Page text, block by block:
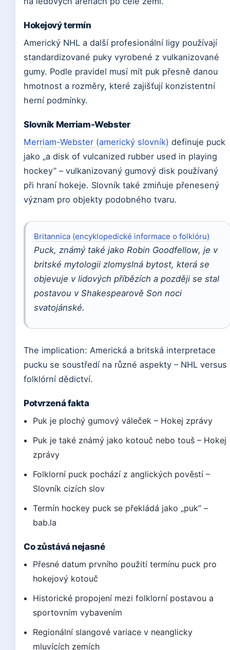
Hokejový termín
Americký NHL a další profesionální ligy používají
standardizované puky vyrobené z vulkanizované
gumy. Podle pravidel musí mít puk přesně danou
hmotnost a rozměry, které zajišťují konzistentní
herní podmínky.
Slovník Merriam-Webster
Merriam-Webster (americký slovník) definuje puck
jako „a disk of vulcanized rubber used in playing
hockey” – vulkanizovaný gumový disk používaný
při hraní hokeje. Slovník také zmiňuje přenesený
význam pro objekty podobného tvaru.
Britannica (encyklopedické informace o folklóru)
Puck, známý také jako Robin Goodfellow, je v
britské mytologii zlomyslná bytost, která se
objevuje v lidových příbězích a později se stal
postavou v Shakespearově Son noci
svatojánské.
The implication: Americká a britská interpretace
pucku se soustředí na různé aspekty – NHL versus
folklórní dědictví.
Potvrzená fakta
Puk je plochý gumový váleček – Hokej zprávy
Puk je také známý jako kotouč nebo touš – Hokej
zprávy
Folklorní puck pochází z anglických pověstí –
Slovník cizích slov
Termín hockey puck se překládá jako „puk” –
bab.la
Co zůstává nejasné
Přesné datum prvního použití termínu puck pro
hokejový kotouč
Historické propojení mezi folklorní postavou a
sportovním vybavením
Regionální slangové variace v neanglicky
mluvících zemích